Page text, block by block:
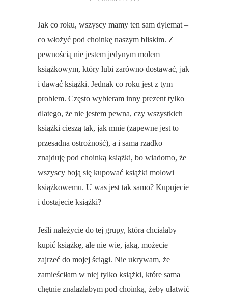
Jak co roku, wszyscy mamy ten sam dylemat –
co włożyć pod choinkę naszym bliskim. Z
pewnością nie jestem jedynym molem
książkowym, który lubi zarówno dostawać, jak
i dawać książki. Jednak co roku jest z tym
problem. Często wybieram inny prezent tylko
dlatego, że nie jestem pewna, czy wszystkich
książki cieszą tak, jak mnie (zapewne jest to
przesadna ostrożność), a i sama rzadko
znajduję pod choinką książki, bo wiadomo, że
wszyscy boją się kupować książki molowi
książkowemu. U was jest tak samo? Kupujecie
i dostajecie książki?
Jeśli należycie do tej grupy, która chciałaby
kupić książkę, ale nie wie, jaką, możecie
zajrzeć do mojej ściągi. Nie ukrywam, że
zamieściłam w niej tylko książki, które sama
chętnie znalazłabym pod choinką, żeby ułatwić